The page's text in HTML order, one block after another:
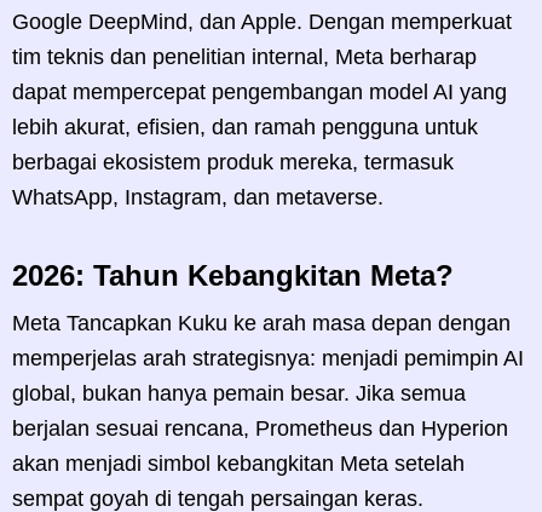
Google DeepMind, dan Apple. Dengan memperkuat
tim teknis dan penelitian internal, Meta berharap
dapat mempercepat pengembangan model AI yang
lebih akurat, efisien, dan ramah pengguna untuk
berbagai ekosistem produk mereka, termasuk
WhatsApp, Instagram, dan metaverse.
2026: Tahun Kebangkitan Meta?
Meta Tancapkan Kuku ke arah masa depan dengan
memperjelas arah strategisnya: menjadi pemimpin AI
global, bukan hanya pemain besar. Jika semua
berjalan sesuai rencana, Prometheus dan Hyperion
akan menjadi simbol kebangkitan Meta setelah
sempat goyah di tengah persaingan keras.